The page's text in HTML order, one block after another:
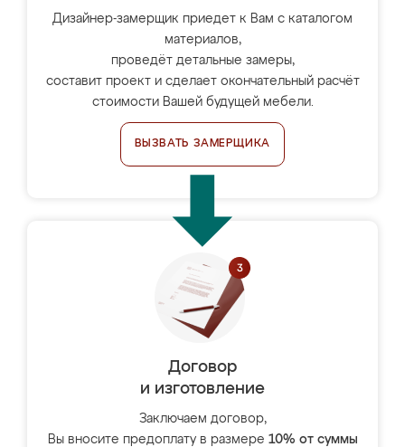
Дизайнер-замерщик приедет к Вам с каталогом
материалов,
проведёт детальные замеры,
составит проект и сделает окончательный расчёт
стоимости Вашей будущей мебели.
ВЫЗВАТЬ ЗАМЕРЩИКА
Договор
и изготовление
Заключаем договор,
Вы вносите предоплату в размере 10% от суммы